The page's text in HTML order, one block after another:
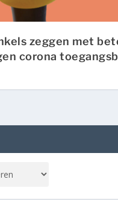
zeggen met
corona